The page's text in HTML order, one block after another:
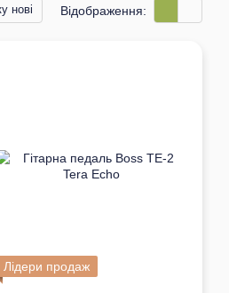
нові Відображення:
Лідери продаж